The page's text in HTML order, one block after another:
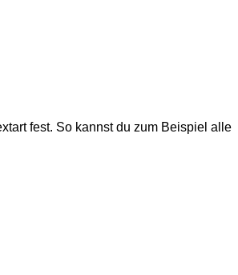
fest. So kannst du zum Beispiel alle